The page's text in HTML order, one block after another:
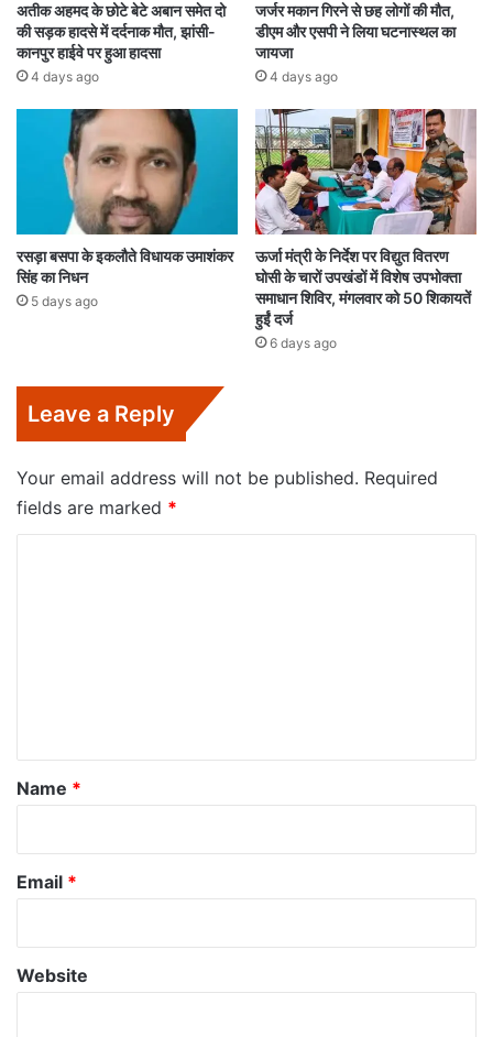
अतीक अहमद के छोटे बेटे अबान समेत दो
की सड़क हादसे में दर्दनाक मौत, झांसी-
कानपुर हाईवे पर हुआ हादसा
4 days ago
जर्जर मकान गिरने से छह लोगों की मौत,
डीएम और एसपी ने लिया घटनास्थल का
जायजा
4 days ago
रसड़ा बसपा के इकलौते विधायक उमाशंकर
सिंह का निधन
5 days ago
ऊर्जा मंत्री के निर्देश पर विद्युत वितरण
घोसी के चारों उपखंडों में विशेष उपभोक्ता
समाधान शिविर, मंगलवार को 50 शिकायतें
हुईं दर्ज
6 days ago
Leave a Reply
Your email address will not be published. Required
fields are marked *
*
Name *
Email *
Website